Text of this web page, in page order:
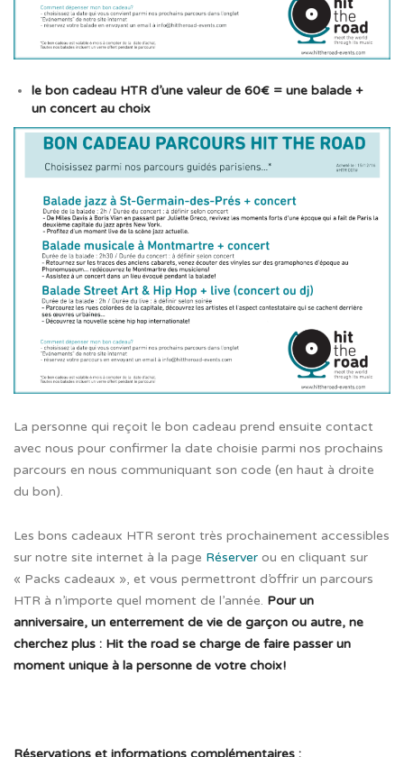
le bon cadeau HTR d’une valeur de 60€ = une balade +
un concert au choix
La personne qui reçoit le bon cadeau prend ensuite contact
avec nous pour confirmer la date choisie parmi nos prochains
parcours en nous communiquant son code (en haut à droite
du bon).
Les bons cadeaux HTR seront très prochainement accessibles
sur notre site internet à la page Réserver ou en cliquant sur
« Packs cadeaux », et vous permettront d’offrir un parcours
HTR à n’importe quel moment de l’année. Pour un
anniversaire, un enterrement de vie de garçon ou autre, ne
cherchez plus : Hit the road se charge de faire passer un
moment unique à la personne de votre choix!